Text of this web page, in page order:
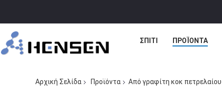
ΣΠΊΤΙ ΠΡΟΪΌΝΤΑ
Αρχική Σελίδα Προϊόντα Από γραφίτη κοκ πετρελαίου